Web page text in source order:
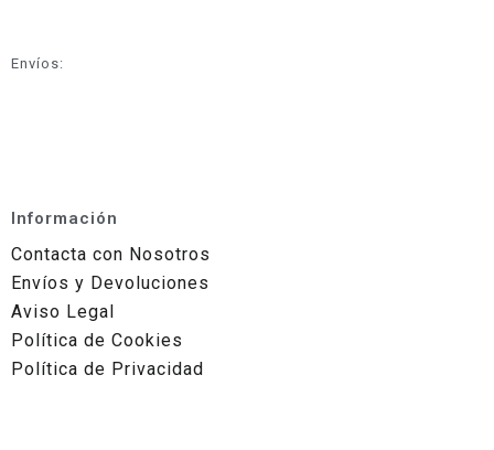
Envíos:
Información
Contacta con Nosotros
Envíos y Devoluciones
Aviso Legal
Política de Cookies
Política de Privacidad